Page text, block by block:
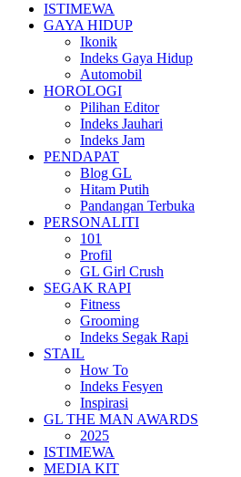
ISTIMEWA
GAYA HIDUP
Ikonik
Indeks Gaya Hidup
Automobil
HOROLOGI
Pilihan Editor
Indeks Jauhari
Indeks Jam
PENDAPAT
Blog GL
Hitam Putih
Pandangan Terbuka
PERSONALITI
101
Profil
GL Girl Crush
SEGAK RAPI
Fitness
Grooming
Indeks Segak Rapi
STAIL
How To
Indeks Fesyen
Inspirasi
GL THE MAN AWARDS
2025
ISTIMEWA
MEDIA KIT